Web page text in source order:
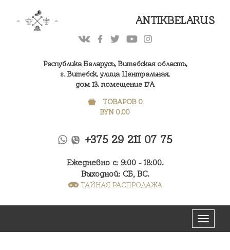
Республика Беларусь, Витебская область,
г. Витебск, улица Центральная,
дом 13, помещение 17А
ANTIKBELARUS
ТОВАРОВ 0
BYN 0.00
+375 29 211 07 75
Ежедневно с: 9:00 - 18:00.
Выходной: СБ, ВС.
ТАЙНАЯ РАСПРОДАЖА
Меню